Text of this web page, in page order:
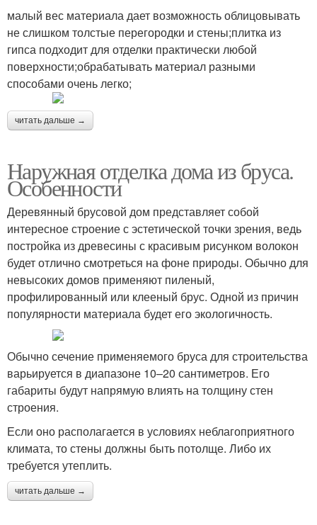
малый вес материала дает возможность облицовывать
не слишком толстые перегородки и стены;плитка из
гипса подходит для отделки практически любой
поверхности;обрабатывать материал разными
способами очень легко;
читать дальше →
Наружная отделка дома из бруса.
Особенности
Деревянный брусовой дом представляет собой
интересное строение с эстетической точки зрения, ведь
постройка из древесины с красивым рисунком волокон
будет отлично смотреться на фоне природы. Обычно для
невысоких домов применяют пиленый,
профилированный или клееный брус. Одной из причин
популярности материала будет его экологичность.
Обычно сечение применяемого бруса для строительства
варьируется в диапазоне 10–20 сантиметров. Его
габариты будут напрямую влиять на толщину стен
строения.
Если оно располагается в условиях неблагоприятного
климата, то стены должны быть потолще. Либо их
требуется утеплить.
читать дальше →